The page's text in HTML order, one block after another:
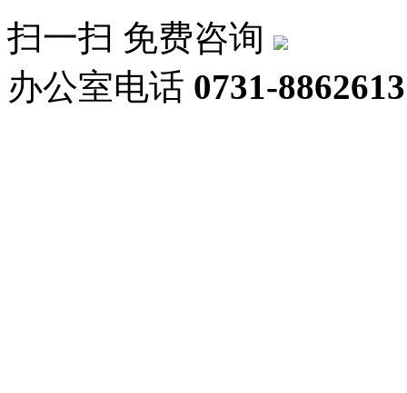
扫一扫 免费咨询
办公室电话 0731-